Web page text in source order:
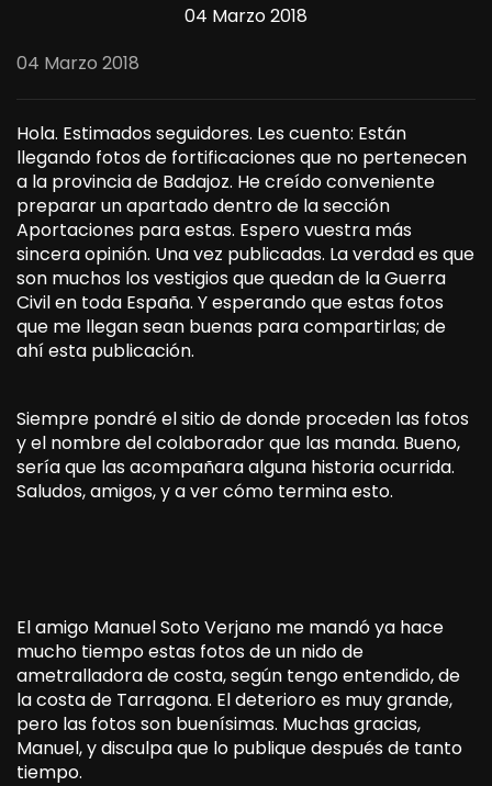
04 Marzo 2018
04 Marzo 2018
Hola. Estimados seguidores. Les cuento: Están
llegando fotos de fortificaciones que no pertenecen
a la provincia de Badajoz. He creído conveniente
preparar un apartado dentro de la sección
Aportaciones para estas. Espero vuestra más
sincera opinión. Una vez publicadas. La verdad es que
son muchos los vestigios que quedan de la Guerra
Civil en toda España. Y esperando que estas fotos
que me llegan sean buenas para compartirlas; de
ahí esta publicación.
Siempre pondré el sitio de donde proceden las fotos
y el nombre del colaborador que las manda. Bueno,
sería que las acompañara alguna historia ocurrida.
Saludos, amigos, y a ver cómo termina esto.
El amigo Manuel Soto Verjano me mandó ya hace
mucho tiempo estas fotos de un nido de
ametralladora de costa, según tengo entendido, de
la costa de Tarragona. El deterioro es muy grande,
pero las fotos son buenísimas. Muchas gracias,
Manuel, y disculpa que lo publique después de tanto
tiempo.